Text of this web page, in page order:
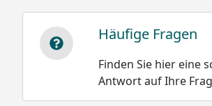
Häufige Fragen
Finden Sie hier eine
Antwort auf Ihre